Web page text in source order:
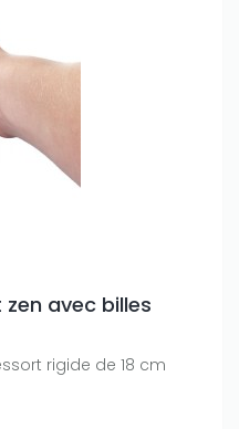
zen avec billes
rigide de 18 cm